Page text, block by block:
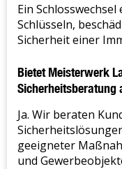
Ein
Schlüsseln,
Sicherheit einer
Bietet Meisterwerk
Sicherheitsberatung
Ja. Wir beraten
geeigneter
und